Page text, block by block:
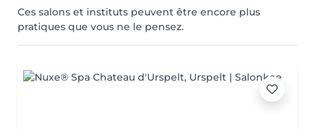
Ces salons et instituts peuvent être encore plus
pratiques que vous ne le pensez.